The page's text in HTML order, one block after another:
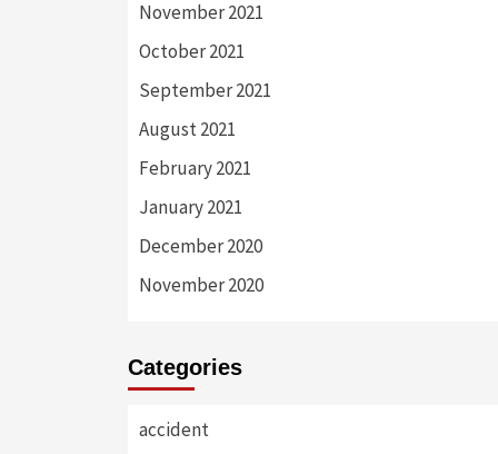
November 2021
October 2021
September 2021
August 2021
February 2021
January 2021
December 2020
November 2020
Categories
accident